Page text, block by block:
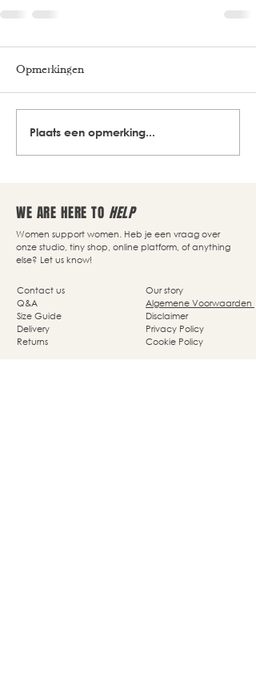
Opmerkingen
Plaats een opmerking...
WE ARE HERE TO HELP
Women support women. Heb je een vraag over
onze studio, tiny shop, online platform, of anything
else? Let us know!
Our story
Algemene Voorwaarden
Disclaimer
Privacy Policy
Cookie Policy
Contact us
Q&A
Size Guide
Delivery
Returns